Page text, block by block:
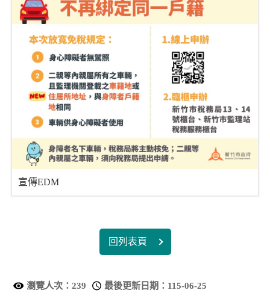
宣傳EDM
回列表頁
瀏覽人次： 239 最後更新日期： 115-06-25